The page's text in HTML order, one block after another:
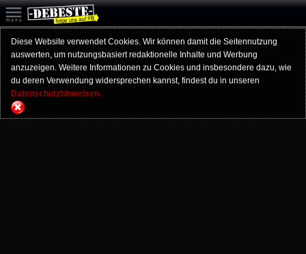
Diese Website verwendet Cookies. Wir können damit die Seitennutzung
auswerten, um nutzungsbasiert redaktionelle Inhalte und Werbung
anzuzeigen. Weitere Informationen zu Cookies und insbesondere dazu, wie
du deren Verwendung widersprechen kannst, findest du in unseren
Datenschutzhinweisen.